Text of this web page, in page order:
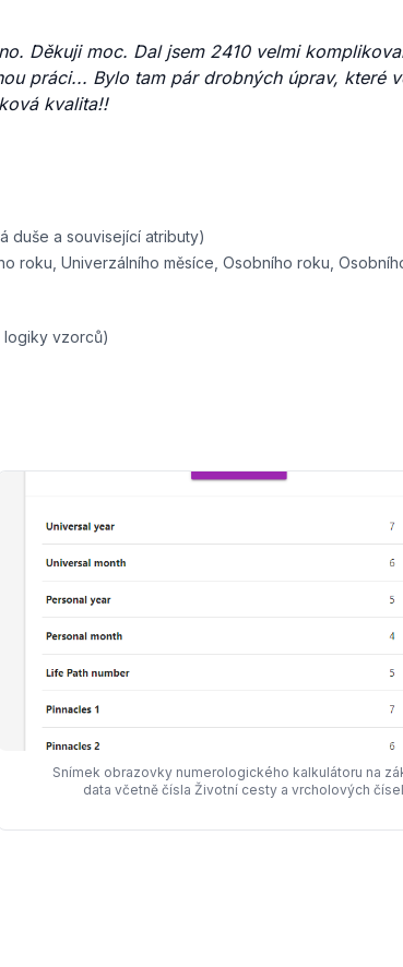
Děkuji moc. Dal jsem 2410 velmi
práci... Bylo tam pár drobných úprav, které
kvalita!!
duše a související atributy)
Univerzálního měsíce, Osobního roku,
logiky vzorců)
Snímek obrazovky numerologického kalkulátoru na
data včetně čísla Životní cesty a vrcholových čísel